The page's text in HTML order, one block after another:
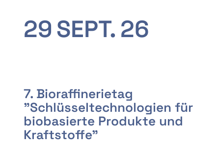
29SEPT. 26
7. Bioraffinerietag
"Schlüsseltechnologien für
biobasierte Produkte und
Kraftstoffe"